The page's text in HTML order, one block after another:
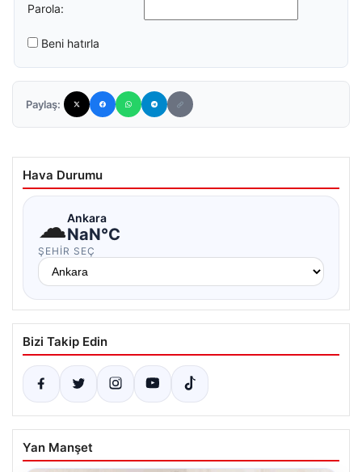
Parola:
Beni hatırla
Paylaş:
Hava Durumu
☁Ankara
NaN°C
ŞEHIR SEÇ
Bizi Takip Edin
Yan Manşet